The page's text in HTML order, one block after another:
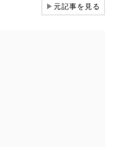
▶元記事を見る